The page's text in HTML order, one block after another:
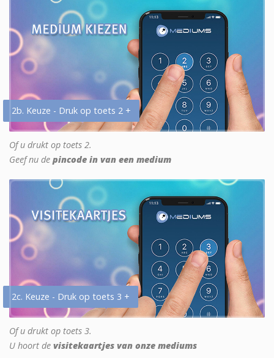
2b. Keuze - Druk op toets 2 +
Of u drukt op toets 2.
Geef nu de pincode in van een medium
2c. Keuze - Druk op toets 3 +
Of u drukt op toets 3.
U hoort de visitekaartjes van onze mediums